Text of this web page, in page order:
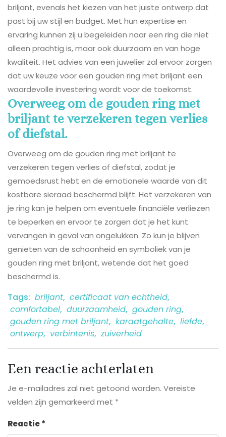
briljant, evenals het kiezen van het juiste ontwerp dat
past bij uw stijl en budget. Met hun expertise en
ervaring kunnen zij u begeleiden naar een ring die niet
alleen prachtig is, maar ook duurzaam en van hoge
kwaliteit. Het advies van een juwelier zal ervoor zorgen
dat uw keuze voor een gouden ring met briljant een
waardevolle investering wordt voor de toekomst.
Overweeg om de gouden ring met
briljant te verzekeren tegen verlies
of diefstal.
Overweeg om de gouden ring met briljant te
verzekeren tegen verlies of diefstal, zodat je
gemoedsrust hebt en de emotionele waarde van dit
kostbare sieraad beschermd blijft. Het verzekeren van
je ring kan je helpen om eventuele financiële verliezen
te beperken en ervoor te zorgen dat je het kunt
vervangen in geval van ongelukken. Zo kun je blijven
genieten van de schoonheid en symboliek van je
gouden ring met briljant, wetende dat het goed
beschermd is.
Tags: briljant, certificaat van echtheid,
comfortabel, duurzaamheid, gouden ring,
gouden ring met briljant, karaatgehalte, liefde,
ontwerp, verbintenis, zuiverheid
Een reactie achterlaten
Je e-mailadres zal niet getoond worden. Vereiste
velden zijn gemarkeerd met *
Reactie*